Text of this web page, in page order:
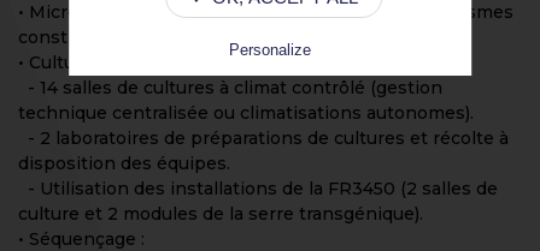
• Microbiologie : Mise à disposition des microorganismes
constituant les souchiers communs.
• Culture
- 14 salles de cultures à climat contrôlé (gestion
technique centralisée ou climatisations autonomes).
- 2 laboratoires de préparations de cultures et récolte à
disposition des équipes.
- Utilisation des installations de la FR3450 (2 salles de
culture et 2 modules de la serre transgénique).
• Séquençage :
Personalize